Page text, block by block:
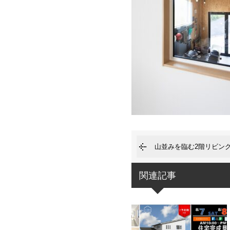
山並みを臨む2階リビン
関連記事